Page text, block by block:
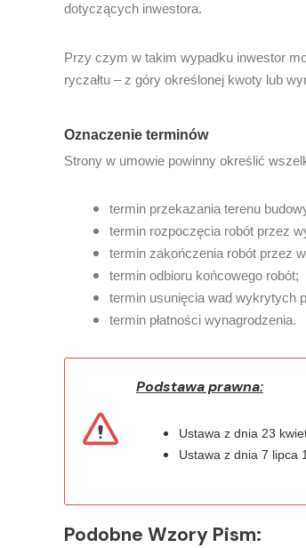
dotyczących inwestora.
Przy czym w takim wypadku inwestor
ryczałtu – z góry określonej kwoty lub
Oznaczenie terminów
Strony w umowie powinny określić
termin przekazania terenu
termin rozpoczęcia robót przez
termin zakończenia robót przez
termin odbioru końcowego robót;
termin usunięcia wad wykrytych
termin płatności wynagrodzenia.
Podstawa prawna:
Ustawa z dnia 23
Ustawa z dnia 7 lipca
Podobne Wzory Pism: